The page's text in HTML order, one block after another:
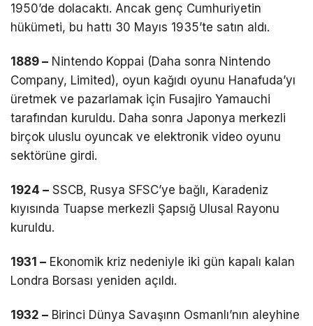
1950’de dolacaktı. Ancak genç Cumhuriyetin
hükümeti, bu hattı 30 Mayıs 1935’te satın aldı.
1889 – Nintendo Koppai (Daha sonra Nintendo
Company, Limited), oyun kağıdı oyunu Hanafuda’yı
üretmek ve pazarlamak için Fusajiro Yamauchi
tarafından kuruldu. Daha sonra Japonya merkezli
birçok uluslu oyuncak ve elektronik video oyunu
sektörüne girdi.
1924 – SSCB, Rusya SFSC’ye bağlı, Karadeniz
kıyısında Tuapse merkezli Şapsığ Ulusal Rayonu
kuruldu.
1931 – Ekonomik kriz nedeniyle iki gün kapalı kalan
Londra Borsası yeniden açıldı.
1932 – Birinci Dünya Savaşınn Osmanlı’nın aleyhine